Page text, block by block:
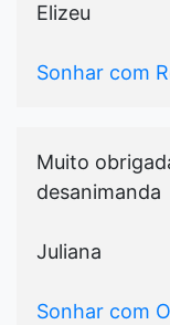
Elizeu
Sonhar com
Muito
desanimanda
Juliana
Sonhar com